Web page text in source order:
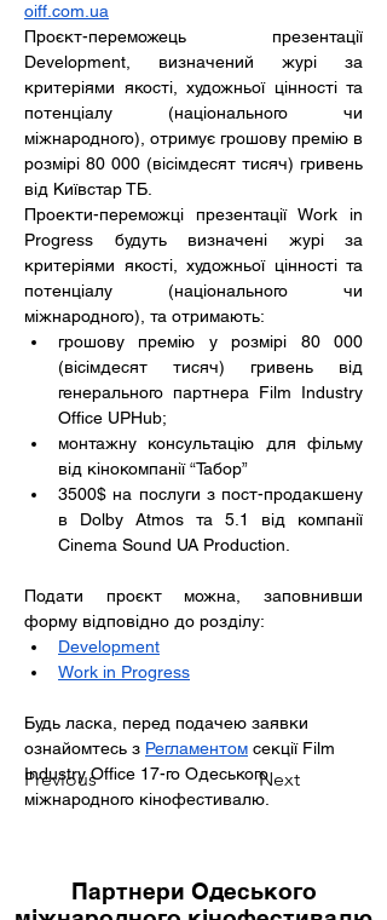
Previous Next
oiff.com.ua
Проєкт-переможець презентації
Development, визначений журі за
критеріями якості, художньої цінності та
потенціалу (національного чи
міжнародного), отримує грошову премію в
розмірі 80 000 (вісімдесят тисяч) гривень
від Київстар ТБ.
Проекти-переможці презентації Work in
Progress будуть визначені журі за
критеріями якості, художньої цінності та
потенціалу (національного чи
міжнародного), та отримають:
грошову премію у розмірі 80 000
(вісімдесят тисяч) гривень від
генерального партнера Film Industry
Office UPHub;
монтажну консультацію для фільму
від кінокомпанії “Табор”
3500$ на послуги з пост-продакшену
в Dolby Atmos та 5.1 від компанії
Cinema Sound UA Production.
Подати проєкт можна, заповнивши
форму відповідно до розділу:
Development
Work in Progress
Будь ласка, перед подачею заявки
ознайомтесь з Регламентом секції Film
Industry Office 17-го Одеського
міжнародного кінофестивалю.
Партнери Одеського